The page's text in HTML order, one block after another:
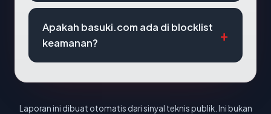
Apakah basuki.com ada di blocklist
keamanan?
Laporan ini dibuat otomatis dari sinyal teknis publik. Ini bukan